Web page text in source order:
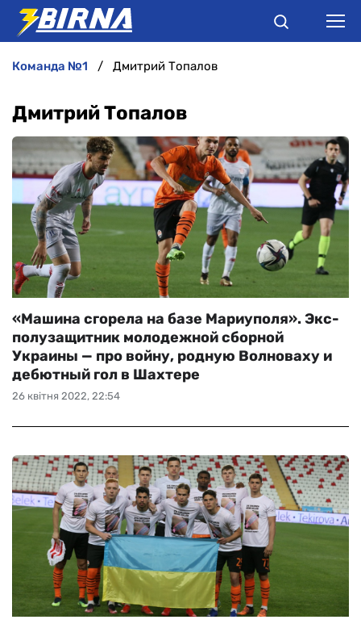
АНАЛІТИКА
ІНТЕРВ'Ю
РІЗНЕ
БУКМЕКЕРИ
команда №1 Дмитрий Топалов
Дмитрий Топалов
26 квітня 2022, 22:54
«Машина сгорела на базе Мариуполя». Экс-
полузащитник молодежной сборной
Украины — про войну, родную Волноваху и
дебютный гол в Шахтере